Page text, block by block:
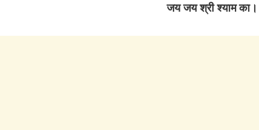
जय जय श्री श्याम